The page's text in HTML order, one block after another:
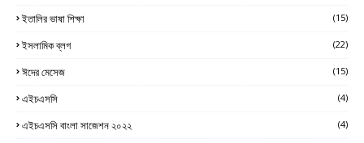
ইতালির ভাষা শিক্ষা (15)
ইসলামিক ব্লগ (22)
ঈদের মেসেজ (15)
এইচএসসি (4)
এইচএসসি বাংলা সাজেশন ২০২২ (4)